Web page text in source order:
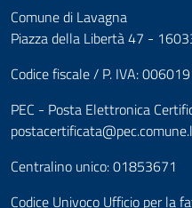
Comune di Lavagna
Piazza della Libertà 47 -
Codice fiscale / P. IVA:
PEC - Posta Elettronica
Centralino unico: 01853671
Codice Univoco Ufficio per la